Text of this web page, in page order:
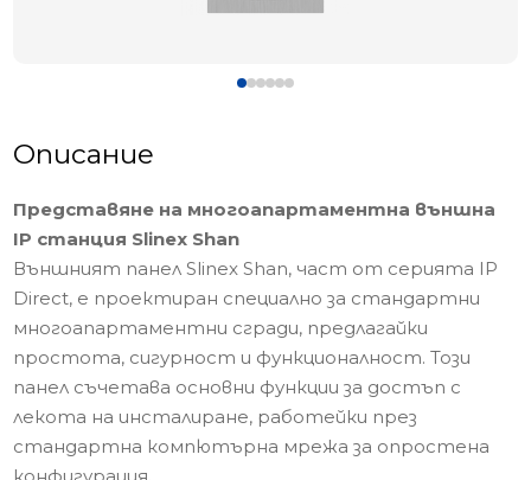
Описание
Представяне на многоапартаментна външна
IP станция Slinex Shan
Външният панел Slinex Shan, част от серията IP
Direct, е проектиран специално за стандартни
многоапартаментни сгради, предлагайки
простота, сигурност и функционалност. Този
панел съчетава основни функции за достъп с
лекота на инсталиране, работейки през
стандартна компютърна мрежа за опростена